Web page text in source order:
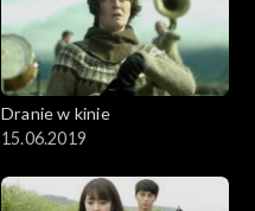
Dranie w kinie
15.06.2019